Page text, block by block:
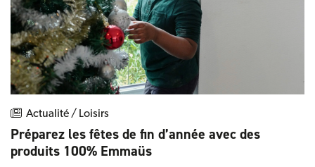
Actualité / Loisirs
Préparez les fêtes de fin d’année avec des
produits 100% Emmaüs